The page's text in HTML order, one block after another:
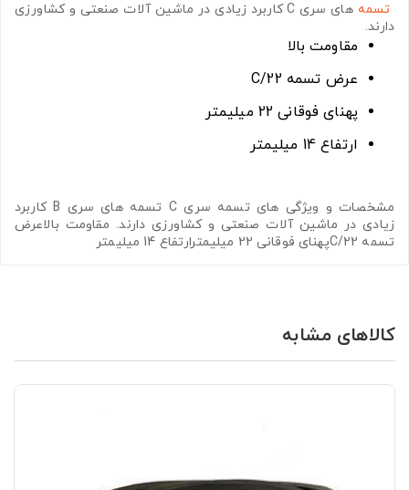
تسمه های سری C
کاربرد زیادی در ماشین آلات صنعتی و کشاورزی
دارند.
مقاومت بالا
عرض تسمه C/22
پهنای فوقانی 22 میلیمتر
ارتفاع 14 میلیمتر
مشخصات و ویژگی های تسمه سری C تسمه های سری B کاربرد
زیادی در ماشین آلات صنعتی و کشاورزی دارند. مقاومت بالاعرض
تسمه C/22پهنای فوقانی 22 میلیمترارتفاع 14 میلیمتر
کالاهای مشابه